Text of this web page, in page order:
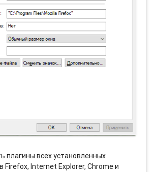
плагины всех установленных
Firefox, Internet Explorer, Chrome и